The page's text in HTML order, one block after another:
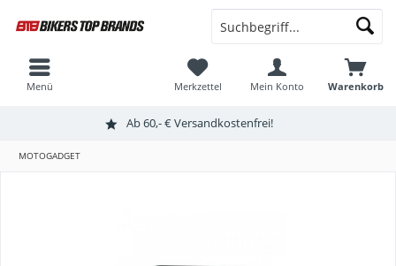
Ab 60,- € Versandkostenfrei!
Warenkorb
Merkzettel Mein Konto
Menü
MOTOGADGET